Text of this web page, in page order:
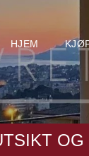
HJEM